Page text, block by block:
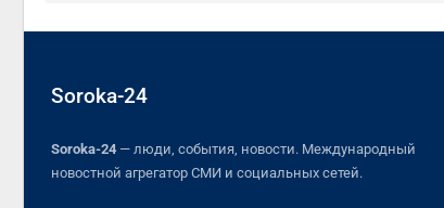
Soroka-24
Soroka-24 — люди, события, новости. Международный
новостной агрегатор СМИ и социальных сетей.